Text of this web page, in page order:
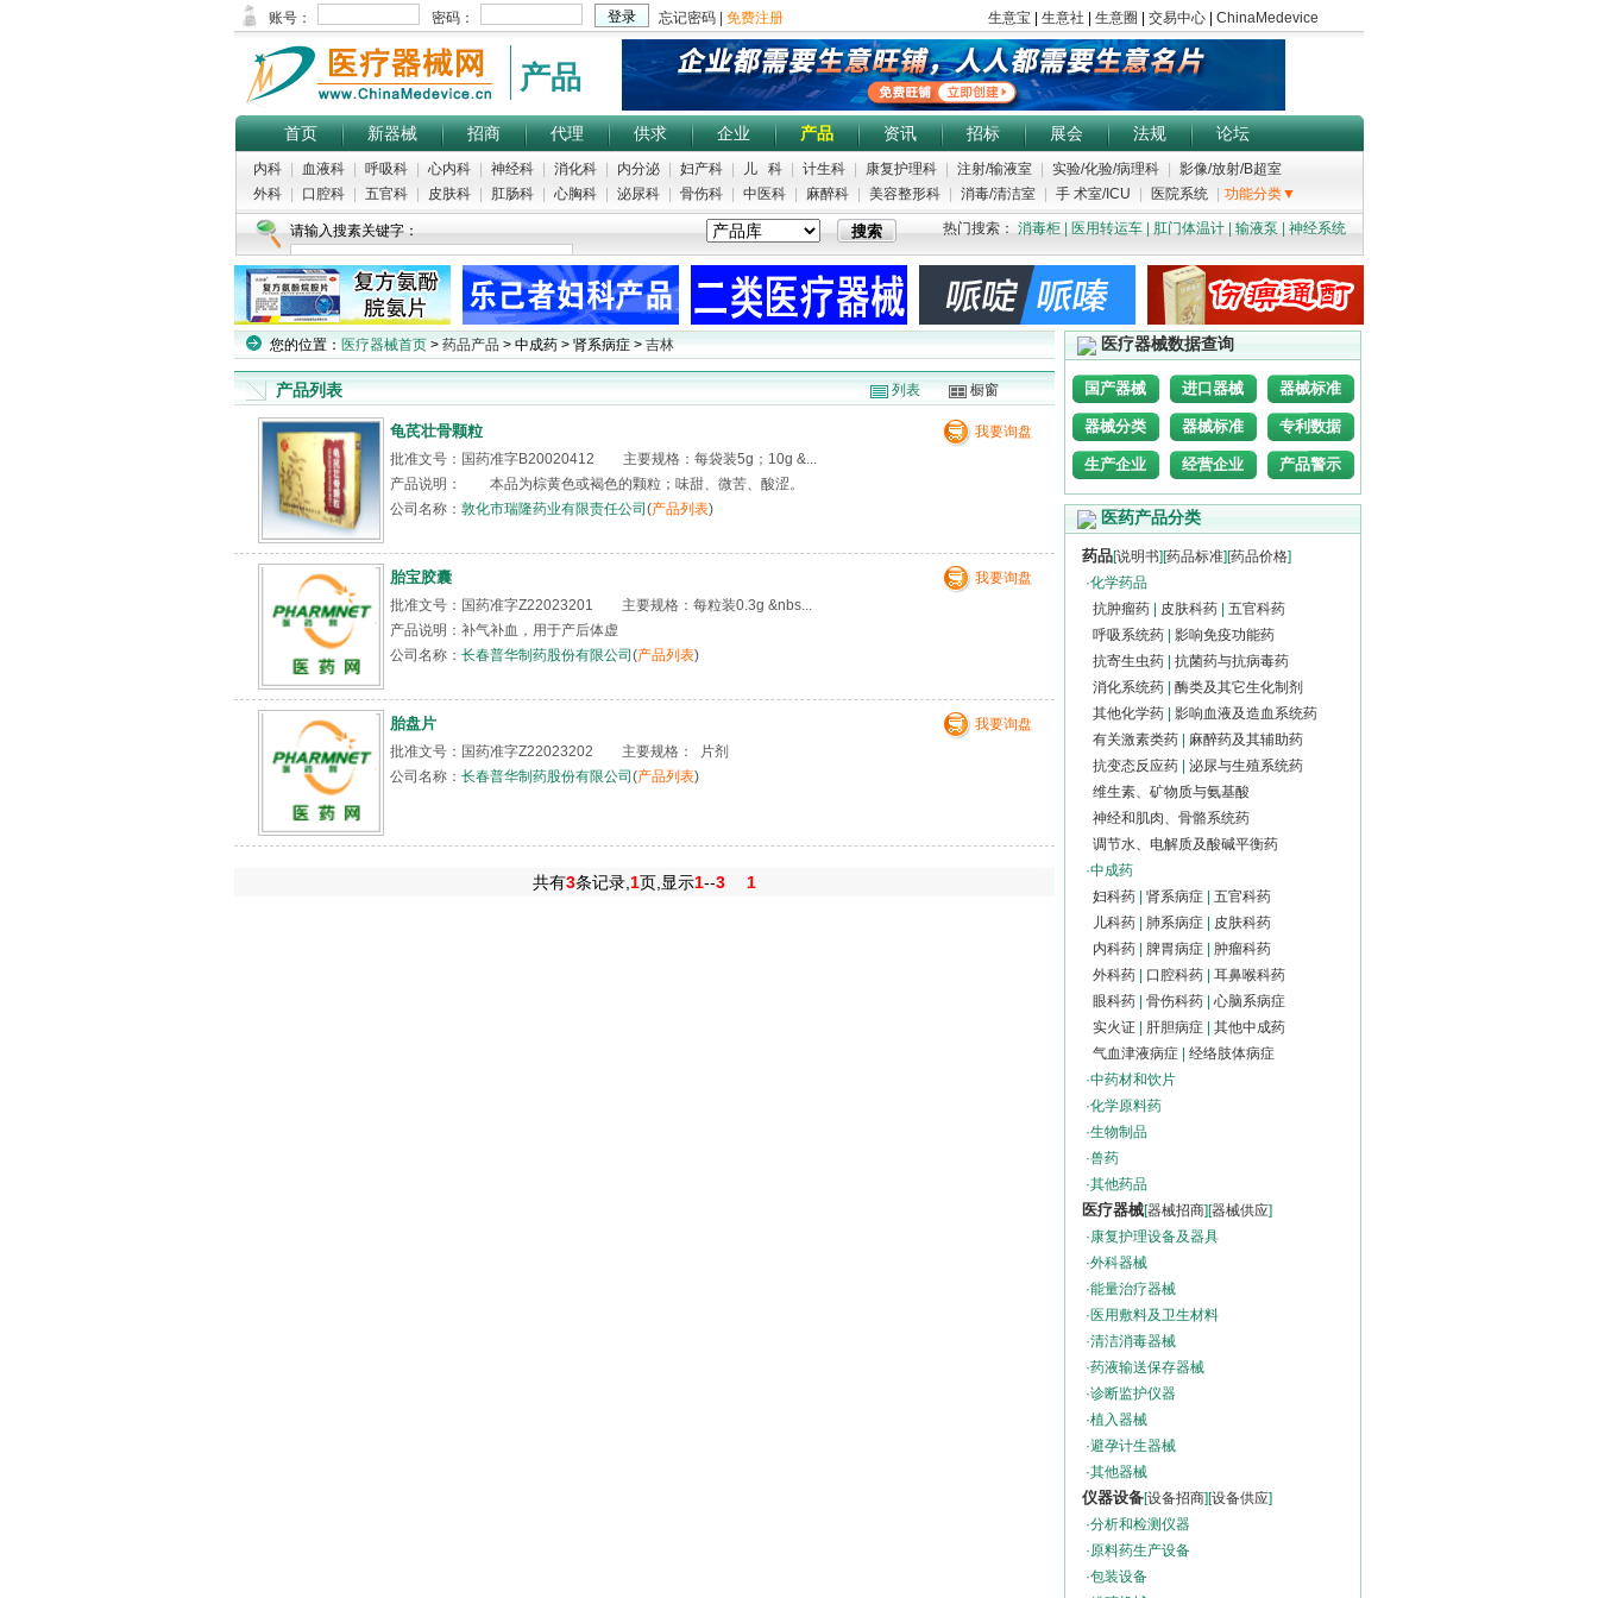
产品
首页 新器械 招商 代理 供求 企业 产品 资讯 招标 展会 法规 论坛
内科 血液科 呼吸科 心内科 神经科 消化科 内分泌 妇产科 儿 科 计生科 康复护理科 注射/输液室 实验/化验/病理科
影像/放射/B超室
外科
口腔科 五官科 皮肤科 肛肠科 心胸科 泌尿科 骨伤科 中医科 麻醉科 美容整形科 消毒/清洁室 手 术室/ICU 医院系统 功能分类▼
请输入搜素关键字： 热门搜索： 消毒柜| 医用转运车| 肛门体温计| 输液泵 神经系统
您的位置： 医疗器械首页 > 药品产品 > 中成药 > 肾系病症 > 吉林
产品列表 列表 橱窗
龟芪壮骨颗粒
我要询盘
批准文号：国药准字B20020412 主要规格：每袋装5g；10g &...
产品说明： 本品为棕黄色或褐色的颗粒；味甜、微苦、酸涩。
公司名称： 敦化市瑞隆药业有限责任公司 (产品列表)
胎宝胶囊
我要询盘
批准文号：国药准字Z22023201 主要规格：每粒装0.3g &nbs...
产品说明：补气补血，用于产后体虚
公司名称： 长春普华制药股份有限公司 (产品列表)
胎盘片
我要询盘
批准文号：国药准字Z22023202 主要规格： 片剂
公司名称： 长春普华制药股份有限公司 (产品列表)
共有3条记录, 1页,显示1--3 1
医疗器械数据查询
国产器械 进口器械 器械标准
器械分类 器械标准 专利数据
生产企业 经营企业 产品警示
医药产品分类
药品[说明书][药品标准][药品价格]
·化学药品
抗肿瘤药 | 皮肤科药 | 五官科药
呼吸系统药 | 影响免疫功能药
抗寄生虫药 | 抗菌药与抗病毒药
消化系统药 | 酶类及其它生化制剂
其他化学药 | 影响血液及造血系统药
有关激素类药 | 麻醉药及其辅助药
抗变态反应药 | 泌尿与生殖系统药
维生素、矿物质与氨基酸
神经和肌肉、骨骼系统药
调节水、电解质及酸碱平衡药
·中成药
妇科药 | 肾系病症 | 五官科药
儿科药 | 肺系病症 | 皮肤科药
内科药 | 脾胃病症 | 肿瘤科药
外科药 | 口腔科药 | 耳鼻喉科药
眼科药 | 骨伤科药 | 心脑系病症
实火证 | 肝胆病症 | 其他中成药
气血津液病症 | 经络肢体病症
·中药材和饮片
·化学原料药
·生物制品
·兽药
·其他药品
医疗器械[器械招商][器械供应]
·康复护理设备及器具
·外科器械
·能量治疗器械
·医用敷料及卫生材料
·清洁消毒器械
·药液输送保存器械
·诊断监护仪器
·植入器械
·避孕计生器械
·其他器械
仪器设备[设备招商][设备供应]
·分析和检测仪器
·原料药生产设备
·包装设备